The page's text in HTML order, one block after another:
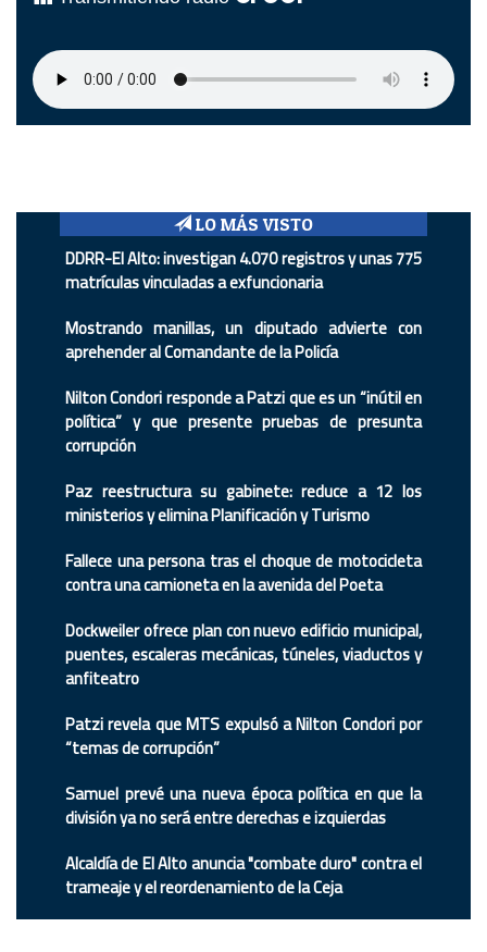
LO MÁS VISTO
DDRR-El Alto: investigan 4.070 registros y unas 775
matrículas vinculadas a exfuncionaria
Mostrando manillas, un diputado advierte con
aprehender al Comandante de la Policía
Nilton Condori responde a Patzi que es un “inútil en
política” y que presente pruebas de presunta
corrupción
Paz reestructura su gabinete: reduce a 12 los
ministerios y elimina Planificación y Turismo
Fallece una persona tras el choque de motocicleta
contra una camioneta en la avenida del Poeta
Dockweiler ofrece plan con nuevo edificio municipal,
puentes, escaleras mecánicas, túneles, viaductos y
anfiteatro
Patzi revela que MTS expulsó a Nilton Condori por
“temas de corrupción”
Samuel prevé una nueva época política en que la
división ya no será entre derechas e izquierdas
Alcaldía de El Alto anuncia "combate duro" contra el
trameaje y el reordenamiento de la Ceja